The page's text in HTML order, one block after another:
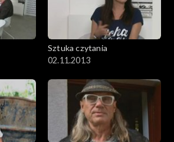
Sztuka czytania
02.11.2013